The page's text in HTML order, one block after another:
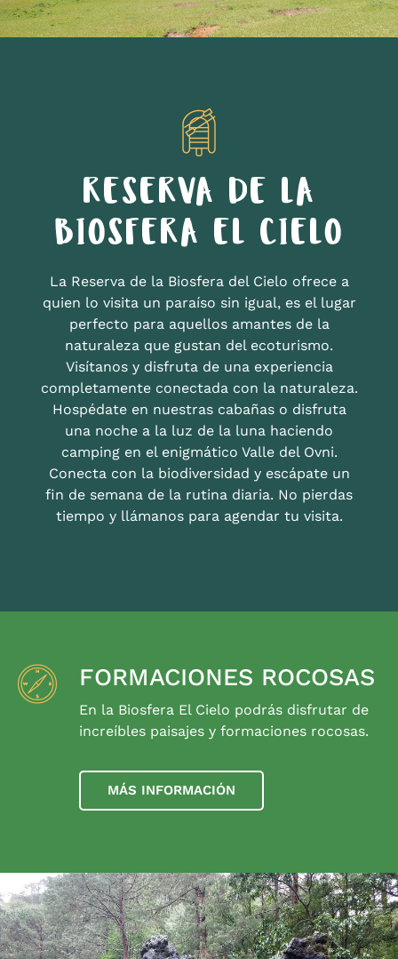
RESERVA DE LA
BIOSFERA EL CIELO
La Reserva de la Biosfera del Cielo ofrece a
quien lo visita un paraíso sin igual, es el lugar
perfecto para aquellos amantes de la
naturaleza que gustan del ecoturismo.
Visítanos y disfruta de una experiencia
completamente conectada con la naturaleza.
Hospédate en nuestras cabañas o disfruta
una noche a la luz de la luna haciendo
camping en el enigmático Valle del Ovni.
Conecta con la biodiversidad y escápate un
fin de semana de la rutina diaria. No pierdas
tiempo y llámanos para agendar tu visita.
FORMACIONES ROCOSAS
En la Biosfera El Cielo podrás disfrutar de
increíbles paisajes y formaciones rocosas.
MÁS INFORMACIÓN